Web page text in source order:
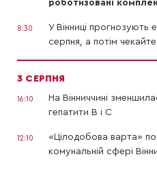
роботизовані
8:30
У Вінниці
серпня, а потім
3 СЕРПНЯ
16:10
На Вінниччині
гепатити В і С
12:10
«Цілодобова варта»
комунальній сфері